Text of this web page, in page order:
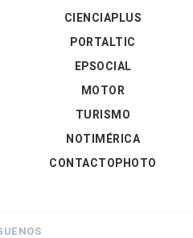
CIENCIAPLUS
PORTALTIC
EPSOCIAL
MOTOR
TURISMO
NOTIMÉRICA
CONTACTOPHOTO